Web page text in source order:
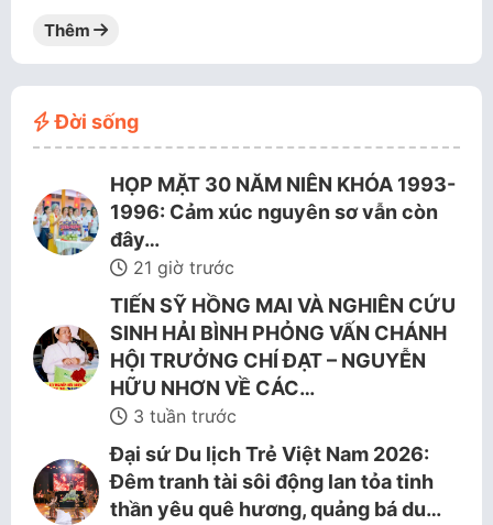
Thêm
Đời sống
HỌP MẶT 30 NĂM NIÊN KHÓA 1993-
1996: Cảm xúc nguyên sơ vẫn còn
đây…
21 giờ trước
TIẾN SỸ HỒNG MAI VÀ NGHIÊN CỨU
SINH HẢI BÌNH PHỎNG VẤN CHÁNH
HỘI TRƯỞNG CHÍ ĐẠT – NGUYỄN
HỮU NHƠN VỀ CÁC…
3 tuần trước
Đại sứ Du lịch Trẻ Việt Nam 2026:
Đêm tranh tài sôi động lan tỏa tinh
thần yêu quê hương, quảng bá du…